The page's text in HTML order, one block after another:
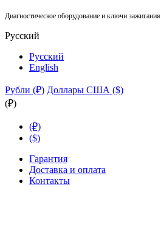
Диагностическое оборудование и ключи зажигания
Русский
Русский
English
Рубли (₽) Доллары США ($)
(₽)
(₽)
($)
Гарантия
Доставка и оплата
Контакты